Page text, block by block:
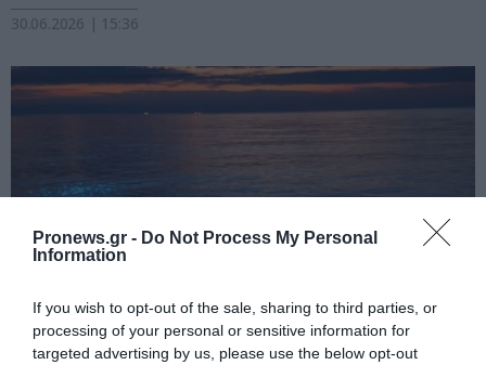
Pronews.gr - Do Not Process My Personal
Information
If you wish to opt-out of the sale, sharing to third parties, or
processing of your personal or sensitive information for
targeted advertising by us, please use the below opt-out
30.06.2026 | 15:36
PRONEWS.GR /ΦΥΣΗ